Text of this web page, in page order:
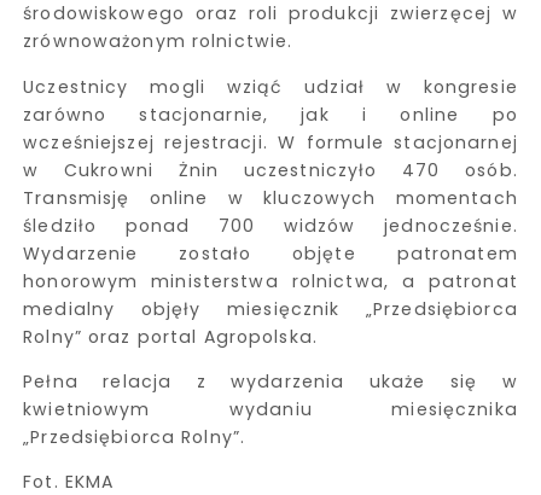
środowiskowego oraz roli produkcji zwierzęcej w
zrównoważonym rolnictwie.
Uczestnicy mogli wziąć udział w kongresie
zarówno stacjonarnie, jak i online po
wcześniejszej rejestracji. W formule stacjonarnej
w Cukrowni Żnin uczestniczyło 470 osób.
Transmisję online w kluczowych momentach
śledziło ponad 700 widzów jednocześnie.
Wydarzenie zostało objęte patronatem
honorowym ministerstwa rolnictwa, a patronat
medialny objęły miesięcznik „Przedsiębiorca
Rolny” oraz portal Agropolska.
Pełna relacja z wydarzenia ukaże się w
kwietniowym wydaniu miesięcznika
„Przedsiębiorca Rolny”.
Fot. EKMA